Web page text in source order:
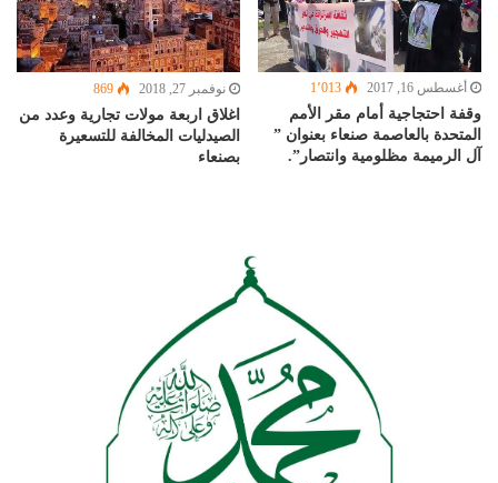
أغسطس 16, 2017 1٬013
وقفة احتجاجية أمام مقر الأمم
المتحدة بالعاصمة صنعاء بعنوان ”
آل الرميمة مظلومية وانتصار”.
نوفمبر 27, 2018 869
اغلاق اربعة مولات تجارية وعدد من
الصيدليات المخالفة للتسعيرة
بصنعاء